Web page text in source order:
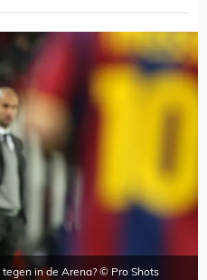
in de Arena? © Pro Shots